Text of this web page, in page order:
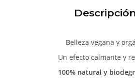
Descripción
Belleza vegana y
Un efecto calmante y
100% natural y